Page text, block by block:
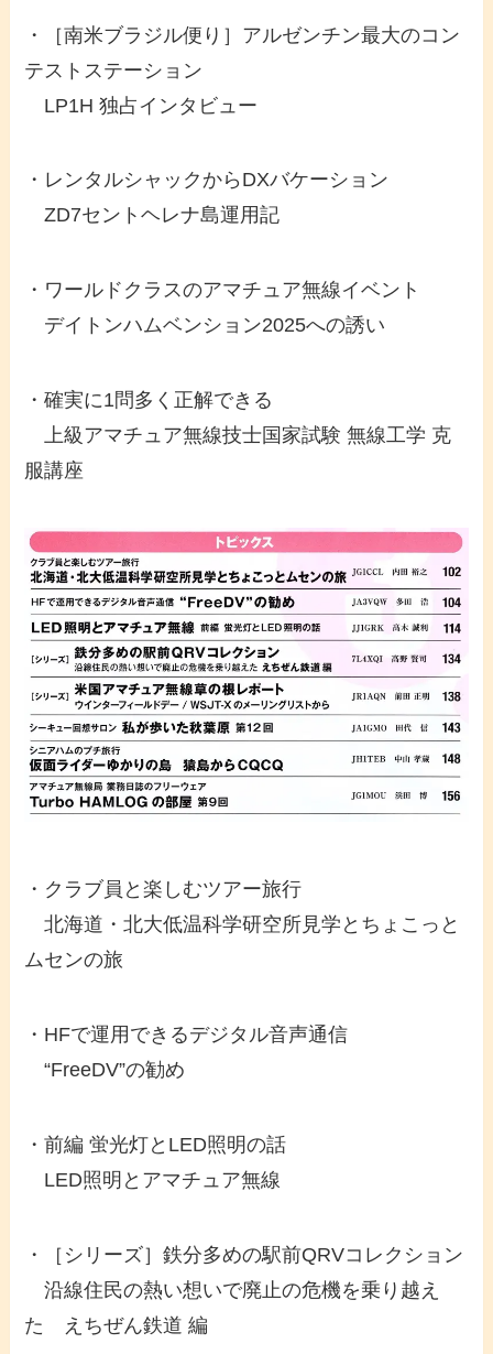
・［南米ブラジル便り］アルゼンチン最大のコン
テストステーション
LP1H 独占インタビュー
・レンタルシャックからDXバケーション
ZD7セントヘレナ島運用記
・ワールドクラスのアマチュア無線イベント
デイトンハムベンション2025への誘い
・確実に1問多く正解できる
上級アマチュア無線技士国家試験 無線工学 克
服講座
・クラブ員と楽しむツアー旅行
北海道・北大低温科学研空所見学とちょこっと
ムセンの旅
・HFで運用できるデジタル音声通信
“FreeDV”の勧め
・前編 蛍光灯とLED照明の話
LED照明とアマチュア無線
・［シリーズ］鉄分多めの駅前QRVコレクション
沿線住民の熱い想いで廃止の危機を乗り越え
た えちぜん鉄道 編